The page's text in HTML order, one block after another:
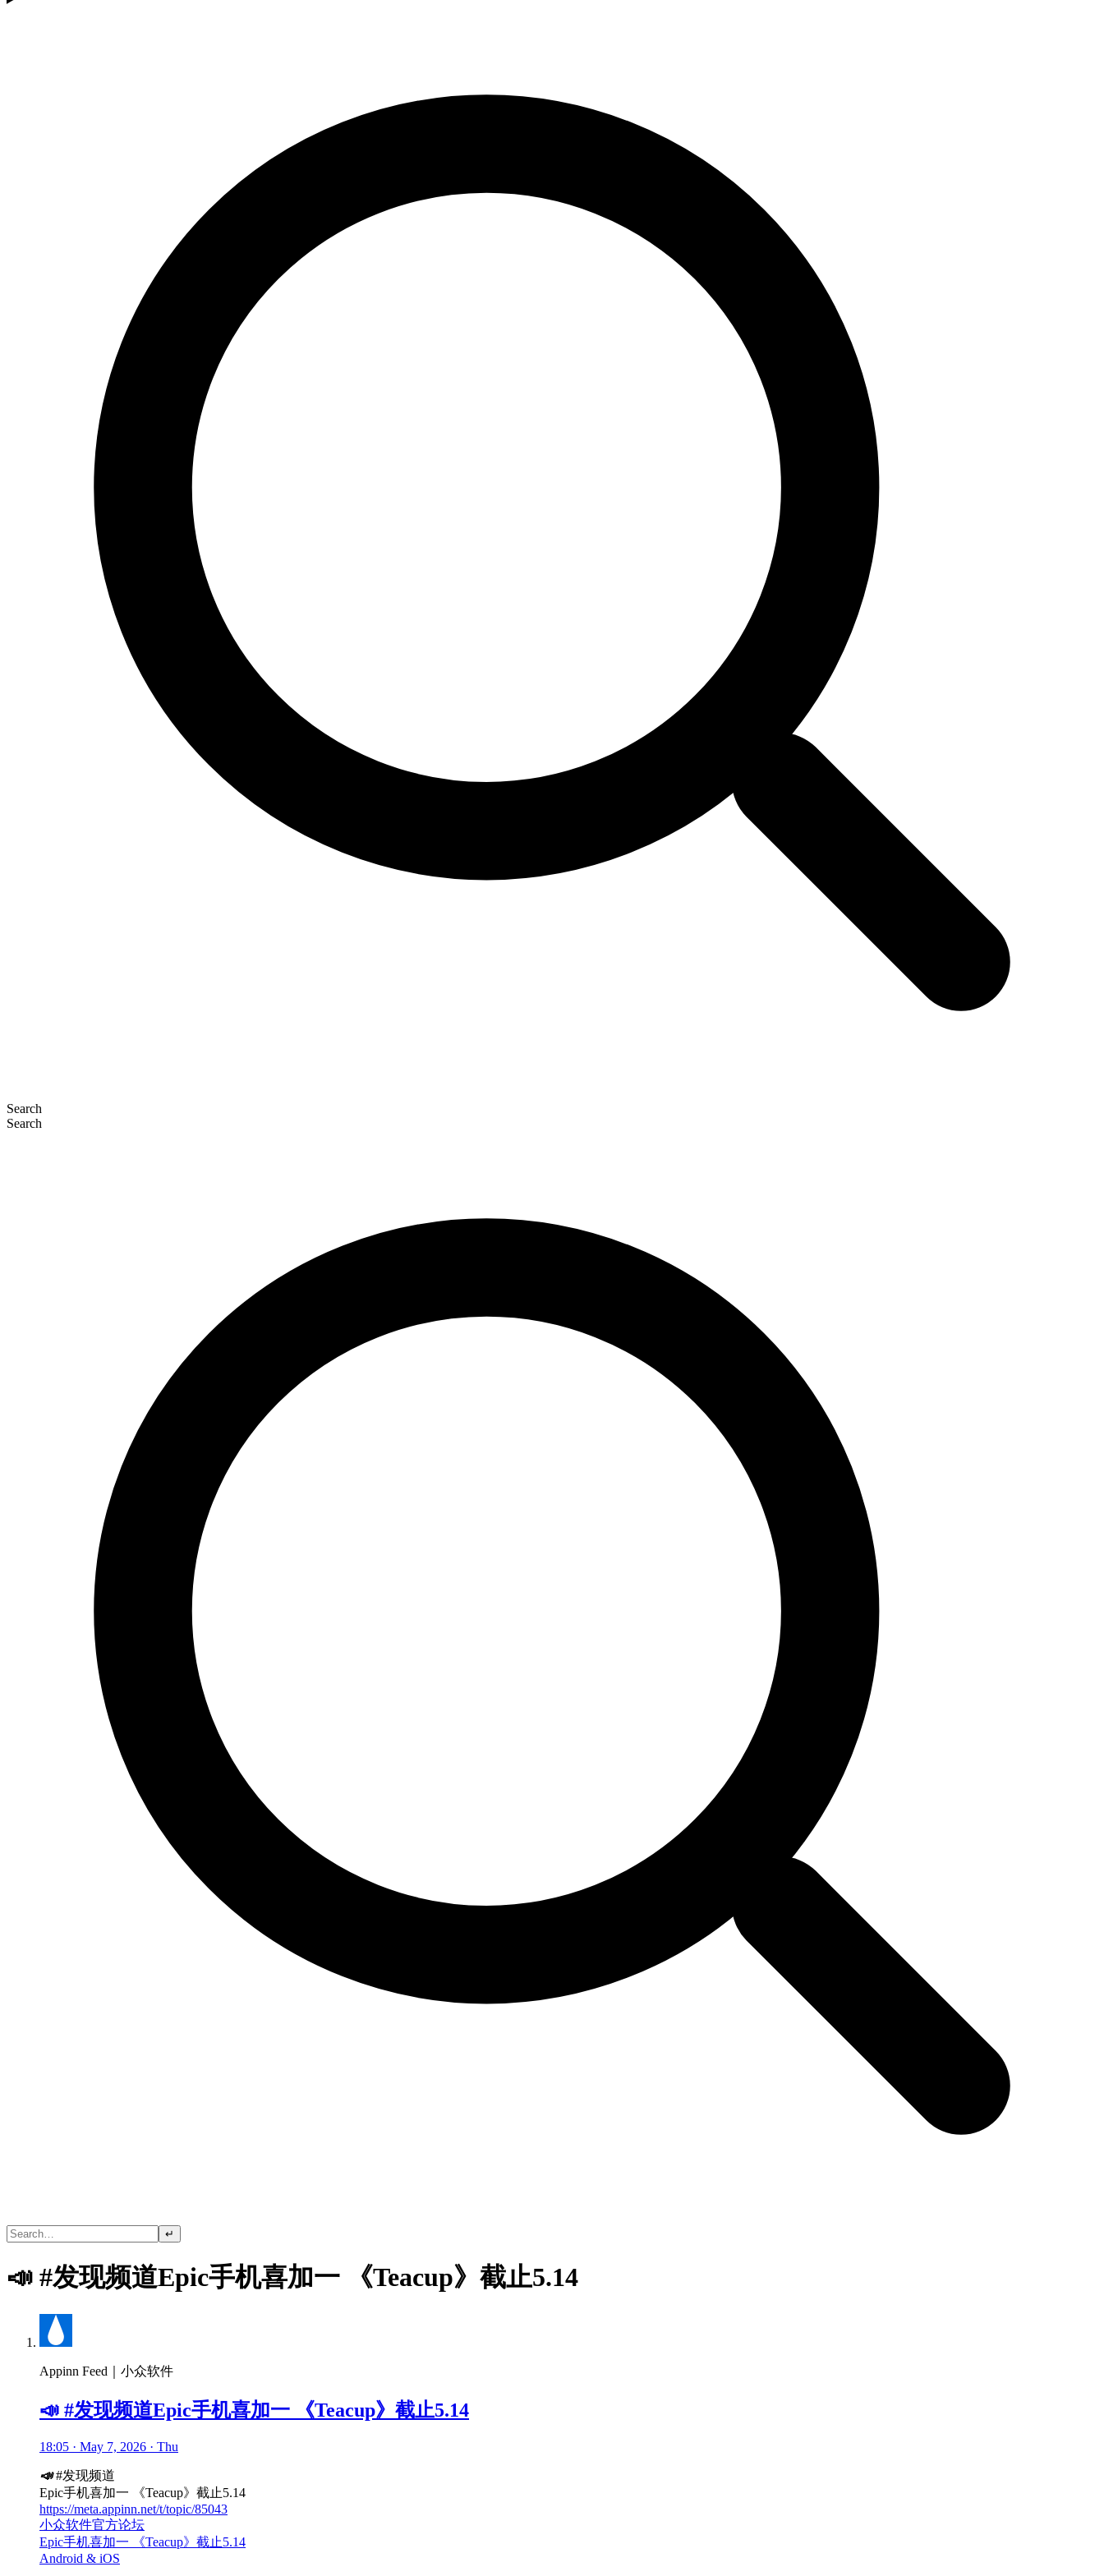
Search
Search
↵
📣 #发现频道Epic手机喜加一 《Teacup》截止5.14
Appinn Feed｜小众软件
📣 #发现频道Epic手机喜加一 《Teacup》截止5.14
18:05 · May 7, 2026 · Thu
📣#发现频道
Epic手机喜加一 《Teacup》截止5.14
https://meta.appinn.net/t/topic/85043
小众软件官方论坛
Epic手机喜加一 《Teacup》截止5.14
Android & iOS